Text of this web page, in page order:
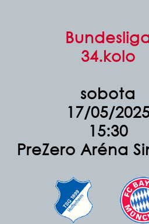
34.kolo
sobota
17/05/
15:30
PreZero Aréna